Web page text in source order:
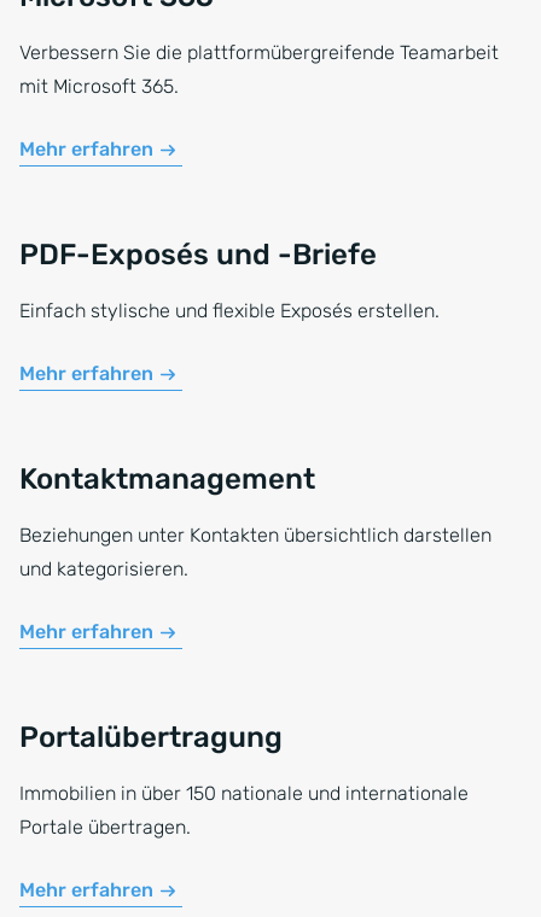
Verbessern Sie die plattformübergreifende Teamarbeit
mit Microsoft 365.
Mehr erfahren
PDF-Exposés und -Briefe
Einfach stylische und flexible Exposés erstellen.
Mehr erfahren
Kontaktmanagement
Beziehungen unter Kontakten übersichtlich darstellen
und kategorisieren.
Mehr erfahren
Portalübertragung
Immobilien in über 150 nationale und internationale
Portale übertragen.
Mehr erfahren